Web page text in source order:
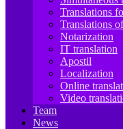
Translations
Translations
Notarization
IT translation
Apostil
Localization
Online
Video
Team
News